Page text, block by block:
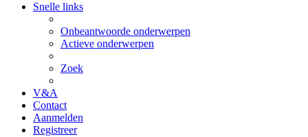
Snelle links
Onbeantwoorde onderwerpen
Actieve onderwerpen
Zoek
V&A
Contact
Aanmelden
Registreer